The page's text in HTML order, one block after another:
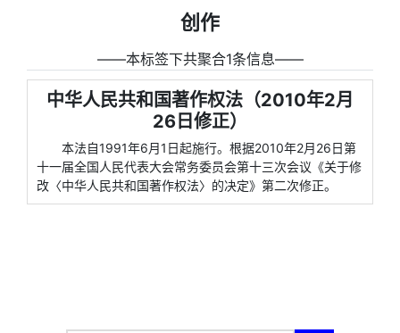
创作
――本标签下共聚合1条信息――
中华人民共和国著作权法（2010年2月
26日修正）
本法自1991年6月1日起施行。根据2010年2月26日第
十一届全国人民代表大会常务委员会第十三次会议《关于修
改〈中华人民共和国著作权法〉的决定》第二次修正。